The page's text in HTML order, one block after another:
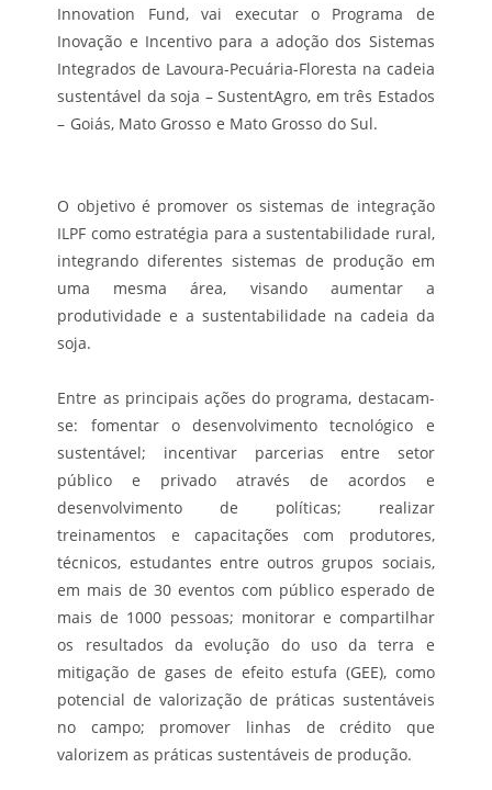
Innovation Fund, vai executar o Programa de
Inovação e Incentivo para a adoção dos Sistemas
Integrados de Lavoura-Pecuária-Floresta na cadeia
sustentável da soja – SustentAgro, em três Estados
– Goiás, Mato Grosso e Mato Grosso do Sul.
O objetivo é promover os sistemas de integração
ILPF como estratégia para a sustentabilidade rural,
integrando diferentes sistemas de produção em
uma mesma área, visando aumentar a
produtividade e a sustentabilidade na cadeia da
soja.
Entre as principais ações do programa, destacam-
se: fomentar o desenvolvimento tecnológico e
sustentável; incentivar parcerias entre setor
público e privado através de acordos e
desenvolvimento de políticas; realizar
treinamentos e capacitações com produtores,
técnicos, estudantes entre outros grupos sociais,
em mais de 30 eventos com público esperado de
mais de 1000 pessoas; monitorar e compartilhar
os resultados da evolução do uso da terra e
mitigação de gases de efeito estufa (GEE), como
potencial de valorização de práticas sustentáveis
no campo; promover linhas de crédito que
valorizem as práticas sustentáveis de produção.